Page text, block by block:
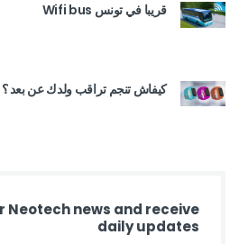
قريبا في تونس Wifi bus
كيفاش تنجم تراقب ولدك عن بعد ؟
Neotech news and receive
daily updates